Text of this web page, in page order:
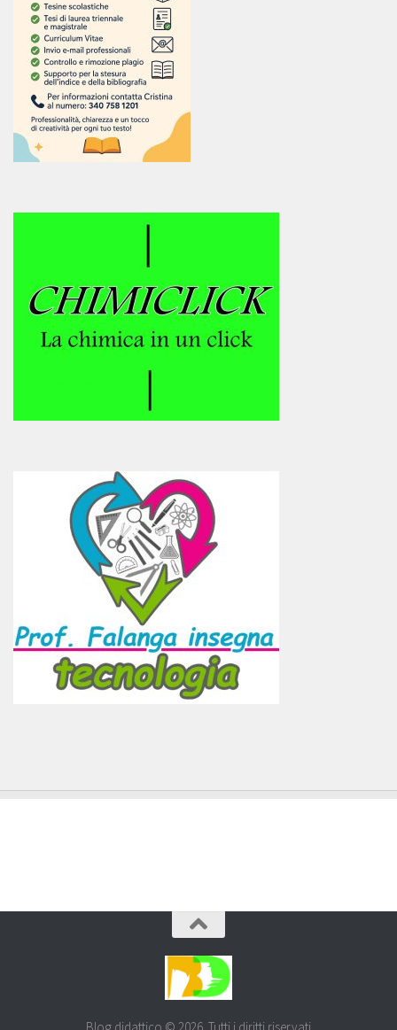
Blog didattico © 2026. Tutti i diritti riservati